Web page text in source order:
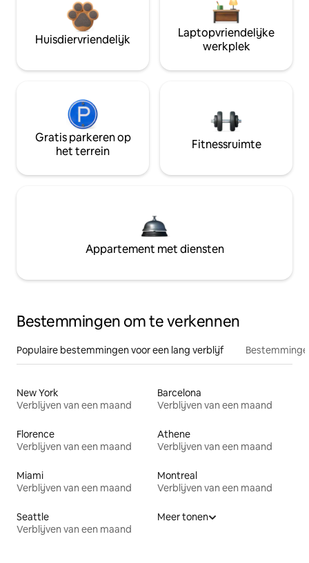
Huisdiervriendelijk
Laptopvriendelijke
werkplek
Gratis parkeren op
het terrein
Fitnessruimte
Appartement met diensten
Bestemmingen om te verkennen
Populaire bestemmingen voor een lang verblijf
New York
Verblijven van een maand
Barcelona
Verblijven van een maand
Florence
Verblijven van een maand
Athene
Verblijven van een maand
Miami
Verblijven van een maand
Montreal
Verblijven van een maand
Seattle
Verblijven van een maand
Meer tonen